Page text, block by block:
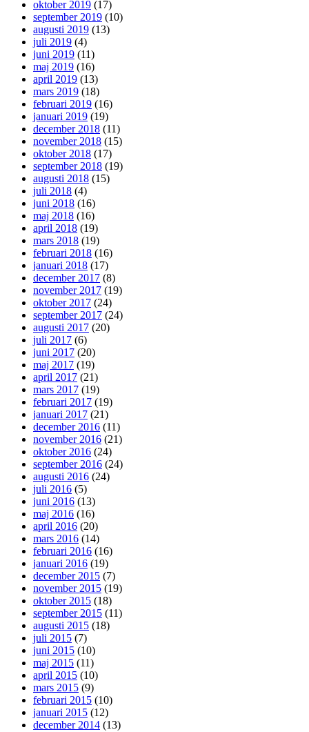
oktober 2019 (17)
september 2019 (10)
augusti 2019 (13)
juli 2019 (4)
juni 2019 (11)
maj 2019 (16)
april 2019 (13)
mars 2019 (18)
februari 2019 (16)
januari 2019 (19)
december 2018 (11)
november 2018 (15)
oktober 2018 (17)
september 2018 (19)
augusti 2018 (15)
juli 2018 (4)
juni 2018 (16)
maj 2018 (16)
april 2018 (19)
mars 2018 (19)
februari 2018 (16)
januari 2018 (17)
december 2017 (8)
november 2017 (19)
oktober 2017 (24)
september 2017 (24)
augusti 2017 (20)
juli 2017 (6)
juni 2017 (20)
maj 2017 (19)
april 2017 (21)
mars 2017 (19)
februari 2017 (19)
januari 2017 (21)
december 2016 (11)
november 2016 (21)
oktober 2016 (24)
september 2016 (24)
augusti 2016 (24)
juli 2016 (5)
juni 2016 (13)
maj 2016 (16)
april 2016 (20)
mars 2016 (14)
februari 2016 (16)
januari 2016 (19)
december 2015 (7)
november 2015 (19)
oktober 2015 (18)
september 2015 (11)
augusti 2015 (18)
juli 2015 (7)
juni 2015 (10)
maj 2015 (11)
april 2015 (10)
mars 2015 (9)
februari 2015 (10)
januari 2015 (12)
december 2014 (13)